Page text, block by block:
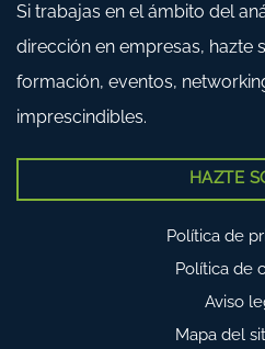
Si trabajas en el ámbito del
dirección en empresas, hazte
formación, eventos,
imprescindibles.
HAZTE
Política de
Política de
Aviso
Mapa del